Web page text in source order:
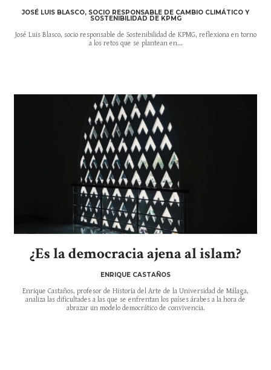
JOSÉ LUIS BLASCO, SOCIO RESPONSABLE DE CAMBIO CLIMÁTICO Y
SOSTENIBILIDAD DE KPMG
José Luis Blasco, socio responsable de Sostenibilidad de KPMG, reflexiona en torno
a los retos que se plantean en...
¿Es la democracia ajena al islam?
ENRIQUE CASTAÑOS
Enrique Castaños, profesor de Historia del Arte de la Universidad de Málaga,
analiza las dificultades a las que se enfrentan los países árabes a la hora de
abrazar un modelo democrático de convivencia.